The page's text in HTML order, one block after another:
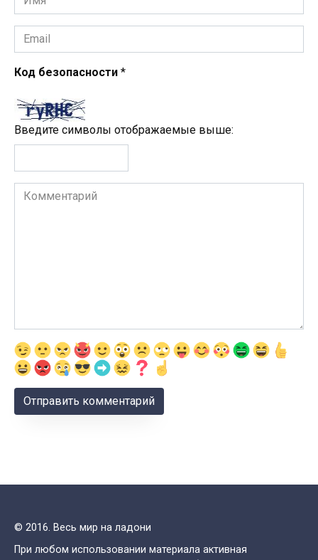
*
Email
*
Код безопасности *
Введите символы отображаемые выше:
Комментарий
© 2016. Весь мир на ладони
При любом использовании материала активная